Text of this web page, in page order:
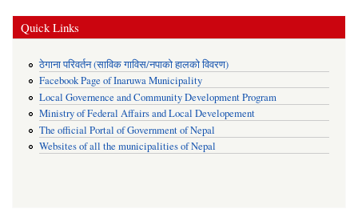
Quick Links
ठेगाना परिवर्तन (साविक गाविस/नपाको हालको विवरण)
Facebook Page of Inaruwa Municipality
Local Governence and Community Development Program
Ministry of Federal Affairs and Local Developement
The official Portal of Government of Nepal
Websites of all the municipalities of Nepal